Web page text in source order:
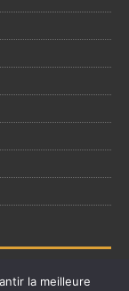
la meilleure